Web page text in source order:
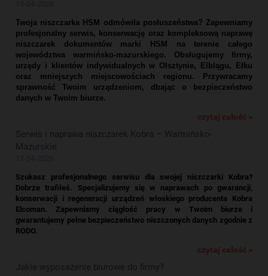
Twoja niszczarka HSM odmówiła posłuszeństwa? Zapewniamy
profesjonalny serwis, konserwację oraz kompleksową naprawę
niszczarek dokumentów marki HSM na terenie całego
województwa warmińsko-mazurskiego. Obsługujemy firmy,
urzędy i klientów indywidualnych w Olsztynie, Elblągu, Ełku
oraz mniejszych miejscowościach regionu. Przywracamy
sprawność Twoim urządzeniom, dbając o bezpieczeństwo
danych w Twoim biurze.
czytaj całość »
Serwis i naprawa niszczarek Kobra – Warmińsko-
Mazurskie
Szukasz profesjonalnego serwisu dla swojej niszczarki Kobra?
Dobrze trafiłeś. Specjalizujemy się w naprawach po gwarancji,
konserwacji i regeneracji urządzeń włoskiego producenta Kobra
Elcoman. Zapewniamy ciągłość pracy w Twoim biurze i
gwarantujemy pełne bezpieczeństwo niszczonych danych zgodnie z
RODO.
czytaj całość »
Jakie wyposażenie biurowe do firmy?